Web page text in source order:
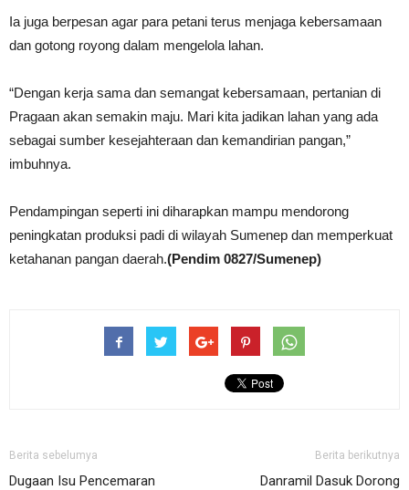
Ia juga berpesan agar para petani terus menjaga kebersamaan
dan gotong royong dalam mengelola lahan.
“Dengan kerja sama dan semangat kebersamaan, pertanian di
Pragaan akan semakin maju. Mari kita jadikan lahan yang ada
sebagai sumber kesejahteraan dan kemandirian pangan,”
imbuhnya.
Pendampingan seperti ini diharapkan mampu mendorong
peningkatan produksi padi di wilayah Sumenep dan memperkuat
ketahanan pangan daerah.(Pendim 0827/Sumenep)
Berita sebelumya
Dugaan Isu Pencemaran
Berita berikutnya
Danramil Dasuk Dorong